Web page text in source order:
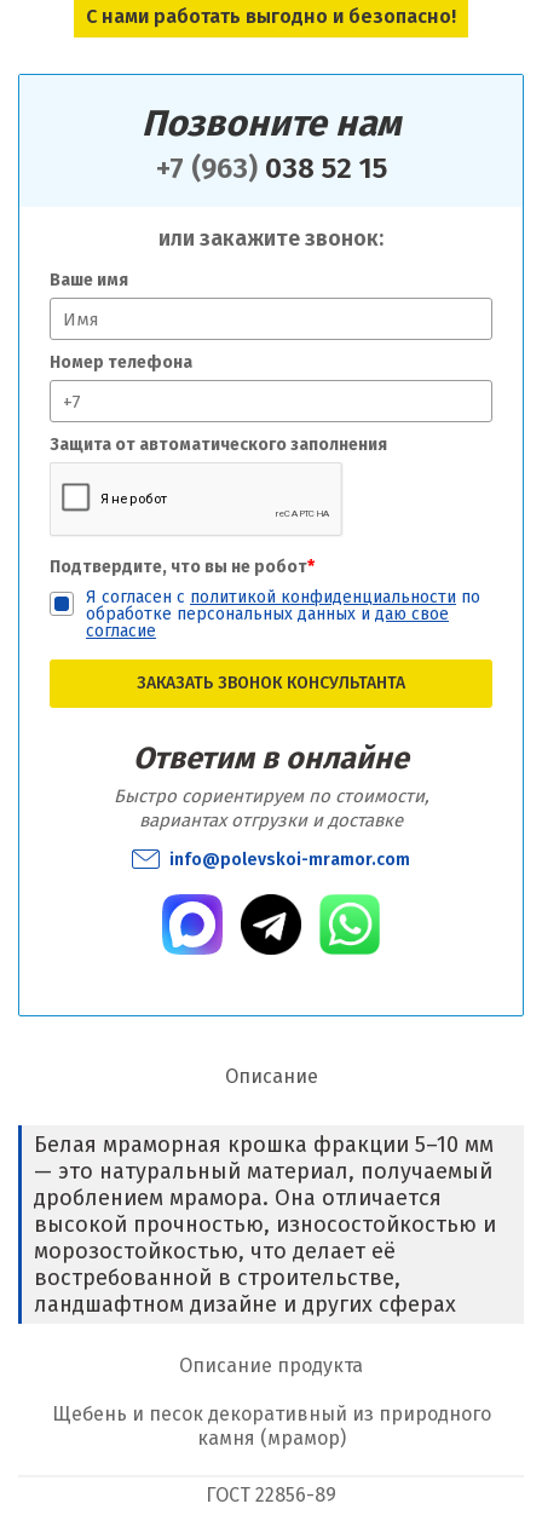
Позвоните нам
+7 (963)038 52 15
или закажите звонок:
Ваше имя
Номер телефона
Защита от автоматического заполнения
Подтвердите, что вы не робот*
Я согласен с политикой конфиденциальности по
обработке персональных данных и даю свое
согласие
ЗАКАЗАТЬ ЗВОНОК КОНСУЛЬТАНТА
Ответим в онлайне
Быстро сориентируем по стоимости,
вариантах отгрузки и доставке
info@polevskoi-mramor.com
С нами работать выгодно и безопасно!
Описание
Белая мраморная крошка фракции 5–10 мм
— это натуральный материал, получаемый
дроблением мрамора. Она отличается
высокой прочностью, износостойкостью и
морозостойкостью, что делает её
востребованной в строительстве,
ландшафтном дизайне и других сферах
Описание продукта
Щебень и песок декоративный из природного
камня (мрамор)
ГОСТ 22856-89